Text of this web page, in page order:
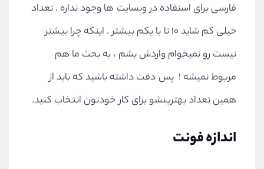
فارسی برای استفاده در وبسایت ها وجود نداره . تعداد
خیلی کم شاید 10 تا یا یکم بیشتر . اینکه چرا بیشتر
نیست رو نمیخوام واردش بشم ، به بحث ما هم
مربوط نمیشه ! پس دقت داشته باشید که باید از
همین تعداد بهترینشو برای کار خودتون انتخاب کنید.
اندازه فونت